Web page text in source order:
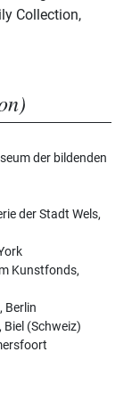
Collection,
der bildenden
der Stadt Wels,
Kunstfonds,
Berlin
(Schweiz)